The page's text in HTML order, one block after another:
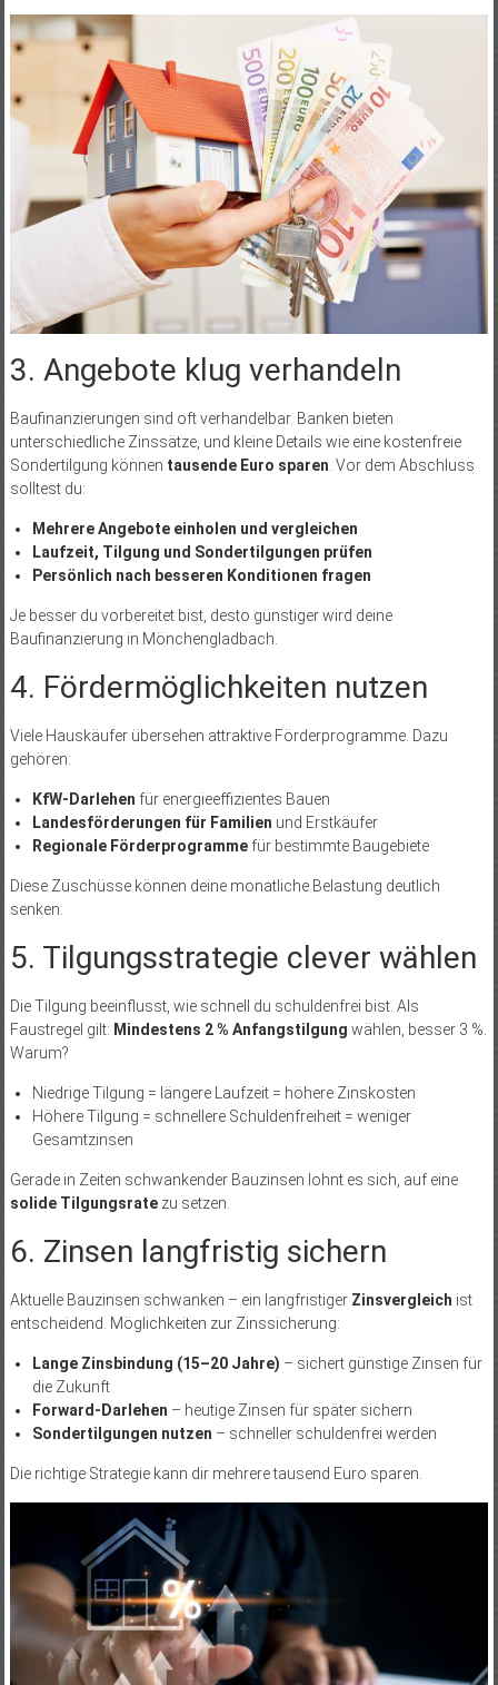
3. Angebote klug verhandeln
Baufinanzierungen sind oft verhandelbar. Banken bieten
unterschiedliche Zinssätze, und kleine Details wie eine kostenfreie
Sondertilgung können tausende Euro sparen . Vor dem Abschluss
solltest du:
Mehrere Angebote einholen und vergleichen
Laufzeit, Tilgung und Sondertilgungen prüfen
Persönlich nach besseren Konditionen fragen
Je besser du vorbereitet bist, desto günstiger wird deine
Baufinanzierung in Mönchengladbach.
4. Fördermöglichkeiten nutzen
Viele Hauskäufer übersehen attraktive Förderprogramme. Dazu
gehören:
KfW-Darlehen für energieeffizientes Bauen
Landesförderungen für Familien und Erstkäufer
Regionale Förderprogrammefür bestimmte Baugebiete
Diese Zuschüsse können deine monatliche Belastung deutlich
senken.
5. Tilgungsstrategie clever wählen
Die Tilgung beeinflusst, wie schnell du schuldenfrei bist. Als
Faustregel gilt: Mindestens 2 % Anfangstilgung wählen, besser 3 %.
Warum?
Niedrige Tilgung = längere Laufzeit = höhere Zinskosten
Höhere Tilgung = schnellere Schuldenfreiheit = weniger
Gesamtzinsen
Gerade in Zeiten schwankender Bauzinsen lohnt es sich, auf eine
solide Tilgungsratezu setzen.
6. Zinsen langfristig sichern
Aktuelle Bauzinsen schwanken – ein langfristiger Zinsvergleich ist
entscheidend. Möglichkeiten zur Zinssicherung:
Lange Zinsbindung (15–20 Jahre) – sichert günstige Zinsen für
die Zukunft
Forward-Darlehen – heutige Zinsen für später sichern
Sondertilgungen nutzen – schneller schuldenfrei werden
Die richtige Strategie kann dir mehrere tausend Euro sparen.